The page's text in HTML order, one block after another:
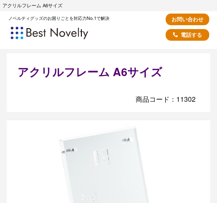
アクリルフレーム A6サイズ
ノベルティグッズのお困りごとを対応力No.1で解決
お問い合わせ
電話する
アクリルフレーム A6サイズ
商品コード：11302